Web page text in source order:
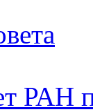
РАН